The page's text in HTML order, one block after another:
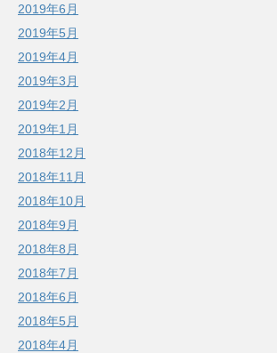
2019年6月
2019年5月
2019年4月
2019年3月
2019年2月
2019年1月
2018年12月
2018年11月
2018年10月
2018年9月
2018年8月
2018年7月
2018年6月
2018年5月
2018年4月